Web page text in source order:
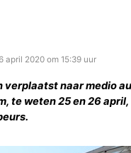
april 2020 om 15:39 uur
verplaatst naar medio
te weten 25 en 26